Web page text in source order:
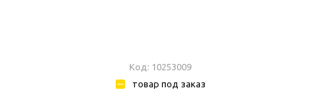
Код: 10253009
товар под заказ